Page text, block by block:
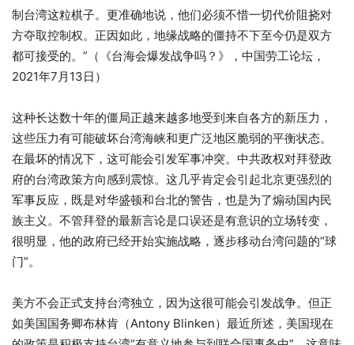
制台湾这粒棋子。更准确地说，他们必须不惜一切代价阻挠对
方夺取控制权。正因如此，地缘战略的僵持不下至今仍是双方
都可接受的。”（《台海会爆发战争吗？》，中国劳工论坛，
2021年7月13日）
这种长达数十年的僵局正越来越多地受到来自各方的新压力，
这些压力有可能破坏台湾海峡和更广泛地区脆弱的平衡状态。
在最坏的情况下，这可能会引发军事冲突。中共政权对拜登政
府的台湾政策方向感到震惊。这几乎肯定会引起北京更强烈的
军事反应，既是对华盛顿和台北的警告，也是为了煽动国内民
族主义。不管拜登的最新言论是口误还是有意识的立场转变，
很明显，他的政府已经开始实施战略，逐步移动台湾问题的“球
门”。
美方不会正式支持台湾独立，因为这很可能会引发战争。但正
如美国国务卿布林肯（Antony Blinken）最近所述，美国现在